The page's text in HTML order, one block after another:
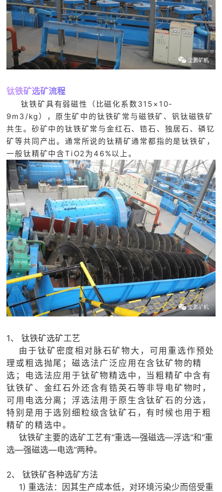
钛铁矿选矿流程
钛铁矿具有弱磁性（比磁化系数315×10-
9m3/kg），原生矿中的钛铁矿常与磁铁矿、钒钛磁铁矿
共生。砂矿中的钛铁矿常与金红石、锆石、独居石、磷钇
矿等共同产出。通常所说的钛精矿通常都指的是钛铁矿，
一般钛精矿中含TiO2为46%以上。
1、 钛铁矿选矿工艺
由于钛矿密度相对脉石矿物大，可用重选作预处
理或粗选抛尾；磁选法广泛应用在含钛矿物的精
选；电选法应用于钛矿物精选中，当粗精矿中含有
钛铁矿、金红石外还含有锆英石等非导电矿物时，
可用电选分离；浮选法用于原生含钛矿石的分选，
特别是用于选别细粒级含钛矿石，有时候也用于粗
精矿的精选中。
钛铁矿主要的选矿工艺有“重选—强磁选—浮选”和“重
选—强磁选—电选”两种。
2、 钛铁矿各种选矿方法
1) 重选法：因其生产成本低，对环境污染少而倍受重